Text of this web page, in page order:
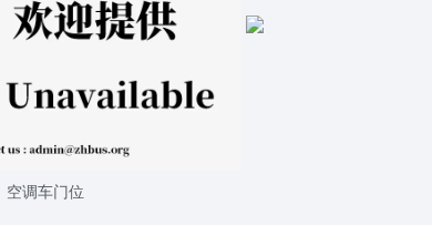
空调车门位